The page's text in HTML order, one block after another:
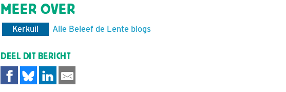
MEER OVER
Kerkuil Alle Beleef de Lente blogs
DEEL DIT BERICHT